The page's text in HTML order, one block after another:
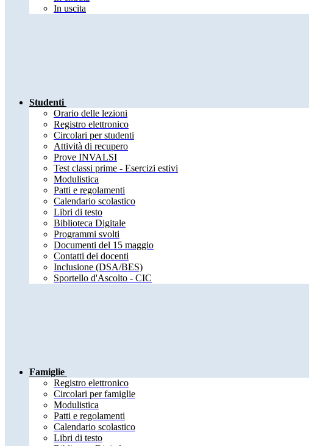
In uscita
Studenti
Orario delle lezioni
Registro elettronico
Circolari per studenti
Attività di recupero
Prove INVALSI
Test classi prime - Esercizi estivi
Modulistica
Patti e regolamenti
Calendario scolastico
Libri di testo
Biblioteca Digitale
Programmi svolti
Documenti del 15 maggio
Contatti dei docenti
Inclusione (DSA/BES)
Sportello d'Ascolto - CIC
Famiglie
Registro elettronico
Circolari per famiglie
Modulistica
Patti e regolamenti
Calendario scolastico
Libri di testo